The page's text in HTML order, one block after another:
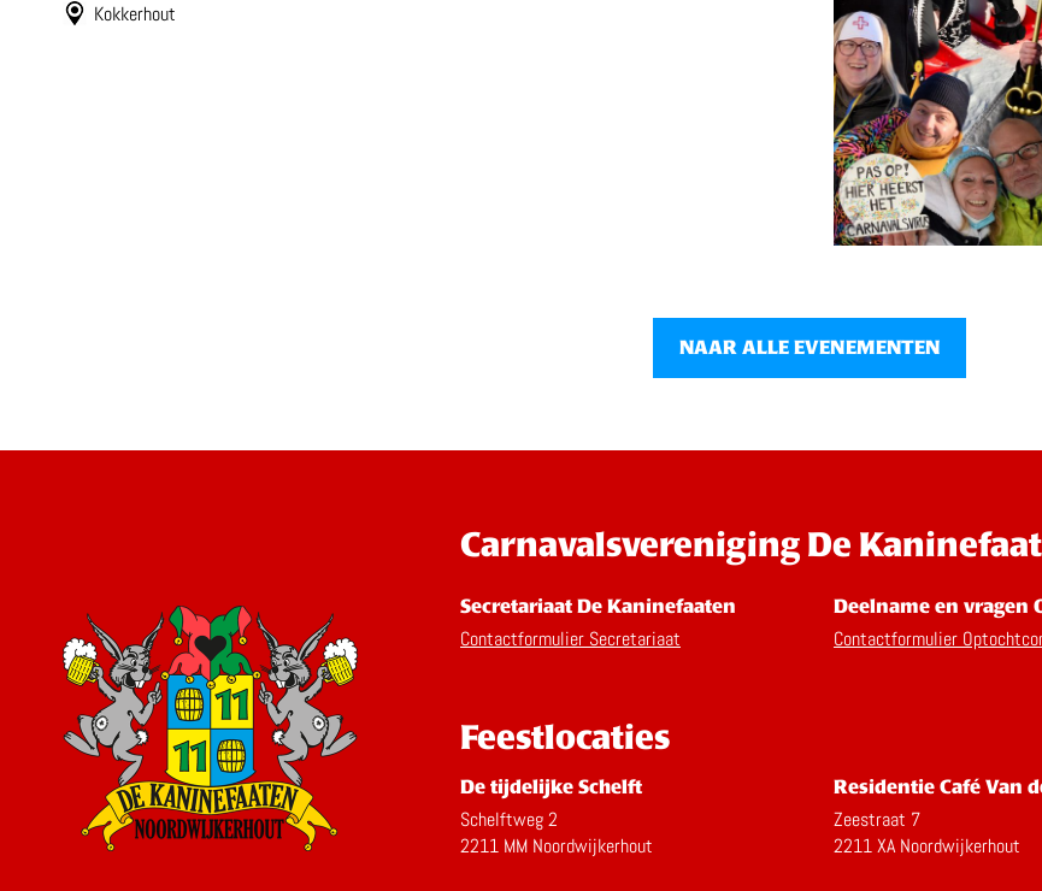
Kokkerhout
NAAR ALLE EVENEMENTEN
Carnavalsvereniging De
Secretariaat De Kaninefaaten
Contactformulier Secretariaat
Deelname en vragen
Contactformulier
Feestlocaties
De tijdelijke Schelft
Schelftweg 2
2211 MM Noordwijkerhout
Residentie Café Van
Zeestraat 7
2211 XA Noordwijkerhout